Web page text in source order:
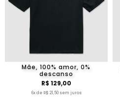
Mãe, 100% amor, 0%
descanso
R$ 129,00
6x de R$ 21,50 sem juros